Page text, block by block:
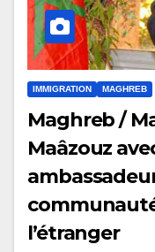
IMMIGRATION MAGHREB
Maghreb / Maroc :
Maâzouz
l’étranger